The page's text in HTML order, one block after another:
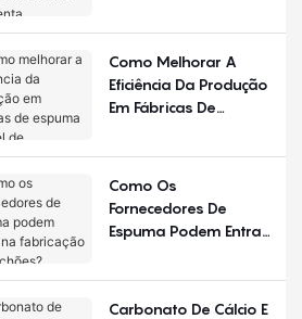
Apresenta
Diferente Em
Diferentes Estações
Como Melhorar A
Eficiência Da Produção
Em Fábricas De
Poliuretano?
Como Os
Fornecedores De
Espuma Podem Entrar
Colchões?
Carbonato De Cálcio E